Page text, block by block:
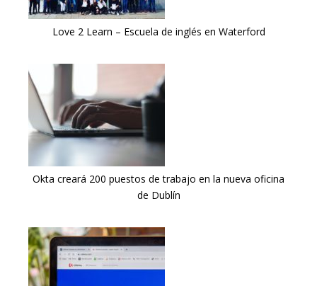
Love 2 Learn – Escuela de inglés en Waterford
Okta creará 200 puestos de trabajo en la nueva oficina
de Dublín